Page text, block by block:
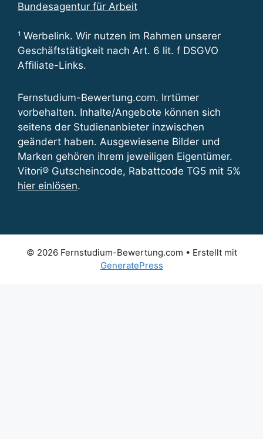
Bundesagentur für Arbeit
¹ Werbelink. Wir nutzen im Rahmen unserer
Geschäftstätigkeit nach Art. 6 lit. f DSGVO
Affiliate-Links.
Fernstudium-Bewertung.com. Irrtümer
vorbehalten. Inhalte/Angebote können sich
seitens der Studienanbieter inzwischen
geändert haben. Ausgewiesene Bilder und
Marken gehören ihrem jeweiligen Eigentümer.
Vitori® Gutscheincode, Rabattcode TG5 mit 5%
hier einlösen.
© 2026 Fernstudium-Bewertung.com • Erstellt mit
GeneratePress